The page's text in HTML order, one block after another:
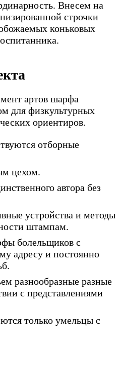
Внесем на
строчки
коньковых
артов шарфа
для физкультурных
ориентиров.
отборные
цехом.
автора без
устройства и методы
штампам.
болельщиков с
адресу и постоянно
разнообразные разные
с представлениями
только умельцы с